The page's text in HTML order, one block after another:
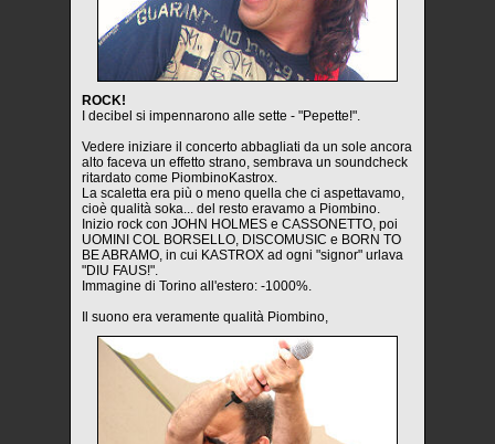
ROCK!
I decibel si impennarono alle sette - "Pepette!".
Vedere iniziare il concerto abbagliati da un sole ancora
alto faceva un effetto strano, sembrava un soundcheck
ritardato come PiombinoKastrox.
La scaletta era più o meno quella che ci aspettavamo,
cioè qualità soka... del resto eravamo a Piombino.
Inizio rock con JOHN HOLMES e CASSONETTO, poi
UOMINI COL BORSELLO, DISCOMUSIC e BORN TO
BE ABRAMO, in cui KASTROX ad ogni "signor" urlava
"DIU FAUS!".
Immagine di Torino all'estero: -1000%.
Il suono era veramente qualità Piombino,